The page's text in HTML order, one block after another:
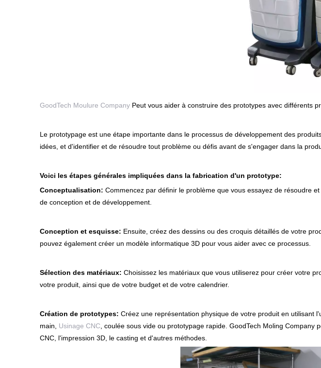
GoodTech Moulure Company Peut vous aider à construire des prototypes avec différents
Le prototypage est une étape importante dans le processus de développement des
idées, et d'identifier et de résoudre tout problème ou défis avant de s'engager dans la
Voici les étapes générales impliquées dans la fabrication d'un prototype:
Conceptualisation: Commencez par définir le problème que vous essayez de résoudre
de conception et de développement.
Conception et esquisse: Ensuite, créez des dessins ou des croquis détaillés de votre
pouvez également créer un modèle informatique 3D pour vous aider avec ce processus.
Sélection des matériaux: Choisissez les matériaux que vous utiliserez pour créer votre
votre produit, ainsi que de votre budget et de votre calendrier.
Création de prototypes: Créez une représentation physique de votre produit en utilisant
main, Usinage CNC , coulée sous vide ou prototypage rapide. GoodTech Moling
CNC, l'impression 3D, le casting et d'autres méthodes.